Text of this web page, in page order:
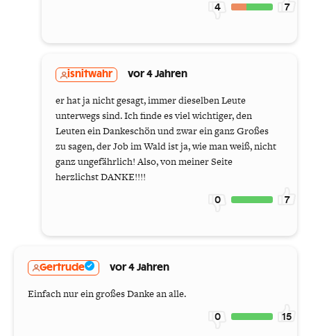
4 7
isnitwahr vor 4 Jahren
er hat ja nicht gesagt, immer dieselben Leute
unterwegs sind. Ich finde es viel wichtiger, den
Leuten ein Dankeschön und zwar ein ganz Großes
zu sagen, der Job im Wald ist ja, wie man weiß, nicht
ganz ungefährlich! Also, von meiner Seite
herzlichst DANKE!!!!
0 7
Gertrude vor 4 Jahren
Einfach nur ein großes Danke an alle.
0 15